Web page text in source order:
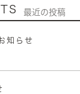
最近の投稿
知らせ